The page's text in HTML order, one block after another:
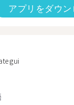
アプリをダウ